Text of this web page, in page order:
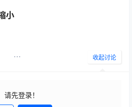
小
收起讨论
请先登录！